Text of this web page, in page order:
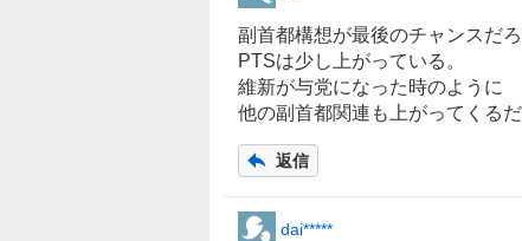
副首都構想が最後のチャンスだろ
PTSは少し上がっている。
維新が与党になった時のように
他の副首都関連も上がってくるだ
返信
dai*****